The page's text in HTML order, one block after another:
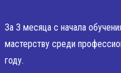
За 3 месяца с начала
мастерству среди
году.